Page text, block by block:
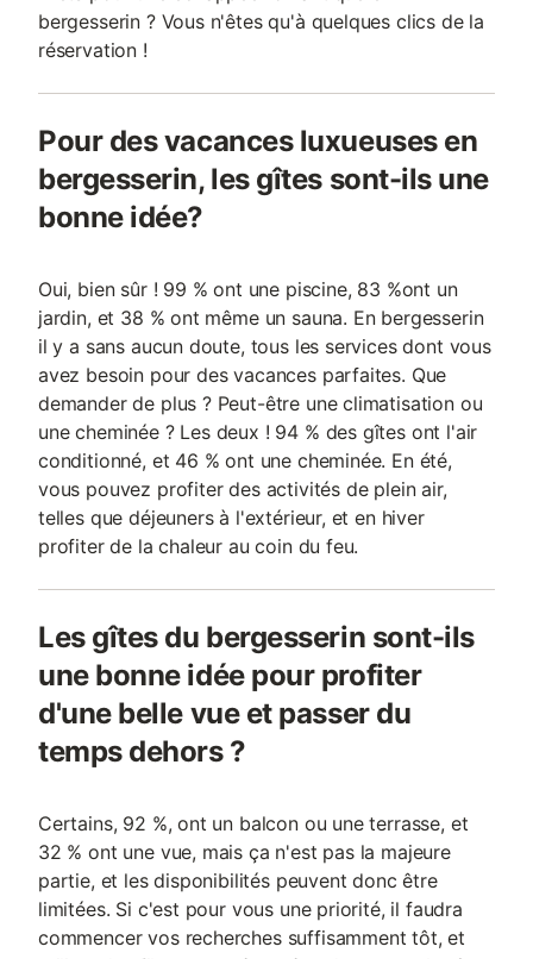
bergesserin ? Vous n'êtes qu'à quelques clics de la
réservation !
Pour des vacances luxueuses en
bergesserin, les gîtes sont-ils une
bonne idée?
Oui, bien sûr ! 99 % ont une piscine, 83 %ont un
jardin, et 38 % ont même un sauna. En bergesserin
il y a sans aucun doute, tous les services dont vous
avez besoin pour des vacances parfaites. Que
demander de plus ? Peut-être une climatisation ou
une cheminée ? Les deux ! 94 % des gîtes ont l'air
conditionné, et 46 % ont une cheminée. En été,
vous pouvez profiter des activités de plein air,
telles que déjeuners à l'extérieur, et en hiver
profiter de la chaleur au coin du feu.
Les gîtes du bergesserin sont-ils
une bonne idée pour profiter
d'une belle vue et passer du
temps dehors ?
Certains, 92 %, ont un balcon ou une terrasse, et
32 % ont une vue, mais ça n'est pas la majeure
partie, et les disponibilités peuvent donc être
limitées. Si c'est pour vous une priorité, il faudra
commencer vos recherches suffisamment tôt, et